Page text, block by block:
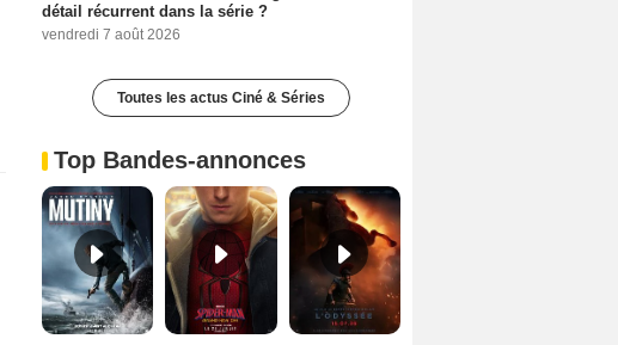
détail récurrent dans la série ?
vendredi 7 août 2026
Toutes les actus Ciné & Séries
Top Bandes-annonces
Mutiny Bande-annonce VO STFR Spider-Man: Brand New Day Bande-annonce VO STFR
Le Triangle d'or Bande-annonce VF De la Comédie-Française Teaser VF